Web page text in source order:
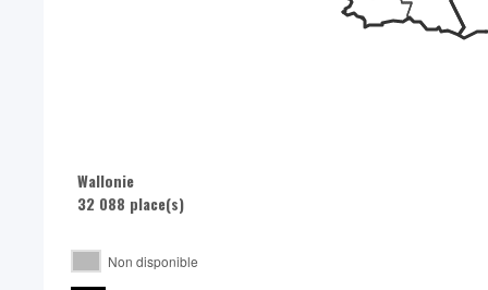
Wallonie
32 088 place(s)
Non disponible